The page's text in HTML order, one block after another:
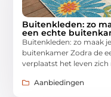
Buitenkleden: zo
een echte
Buitenkleden: zo maak
buitenkamer Zodra de
verplaatst het leven zich
Aanbiedingen